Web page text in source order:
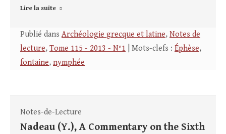
Lire la suite
Publié dans Archéologie grecque et latine, Notes de
lecture, Tome 115 - 2013 - N°1 | Mots-clefs : Éphèse,
fontaine, nymphée
Notes-de-Lecture
Nadeau (Y.), A Commentary on the Sixth